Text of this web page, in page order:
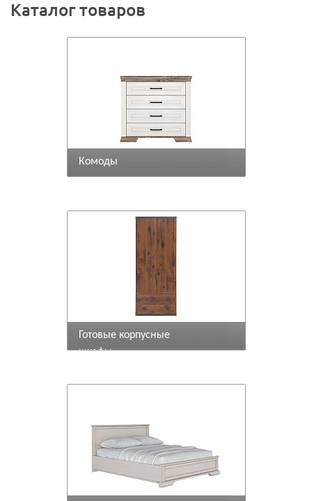
Каталог товаров
Комоды
Готовые корпусные
шкафы